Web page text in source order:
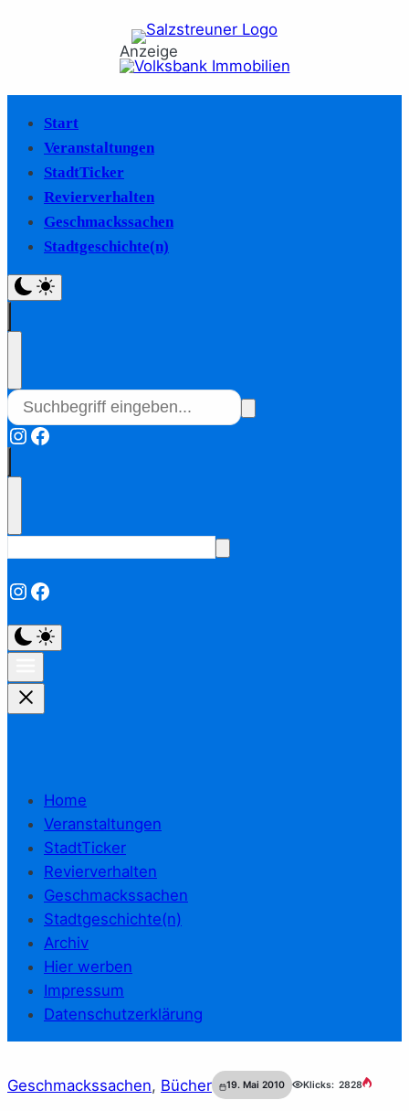
Anzeige
Start
Veranstaltungen
StadtTicker
Revierverhalten
Geschmackssachen
Stadtgeschichte(n)
Instagram
Facebook
Instagram
Facebook
Home
Veranstaltungen
StadtTicker
Revierverhalten
Geschmackssachen
Stadtgeschichte(n)
Archiv
Hier werben
Impressum
Datenschutzerklärung
Geschmackssachen, Bücher 19. Mai 2010 Klicks: 2828